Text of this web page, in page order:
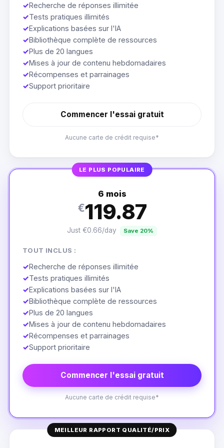
✓Recherche de réponses illimitée
✓Tests pratiques illimités
✓Explications basées sur l'IA
✓Bibliothèque complète de ressources
✓Plus de 20 langues
✓Mises à jour de contenu hebdomadaires
✓Récompenses et parrainages
✓Support prioritaire
Commencer l'essai gratuit
Aucune carte de crédit requise*
LE PLUS POPULAIRE
6 mois
€119.87
Just €0.66/day Save 20%
TOUT INCLUS :
✓Recherche de réponses illimitée
✓Tests pratiques illimités
✓Explications basées sur l'IA
✓Bibliothèque complète de ressources
✓Plus de 20 langues
✓Mises à jour de contenu hebdomadaires
✓Récompenses et parrainages
✓Support prioritaire
Commencer l'essai gratuit
Aucune carte de crédit requise*
MEILLEUR RAPPORT QUALITÉ/PRIX